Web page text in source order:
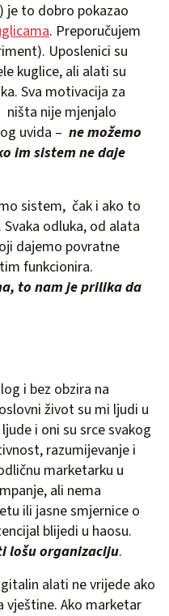
je to dobro pokazao
. Preporučujem
Uposlenici su
kuglice, ali alati su
Sva motivacija za
ništa nije mjenjalo
uvida – ne možemo
im sistem ne daje
sistem, čak i ako to
odluka, od alata
dajemo povratne
funkcionira.
to nam je prilika da
i bez obzira na
život su mi ljudi u
i oni su srce svakog
razumijevanje i
marketarku u
ali nema
ili jasne smjernice o
blijedi u haosu.
lošu organizaciju.
alati ne vrijede ako
vještine. Ako marketar